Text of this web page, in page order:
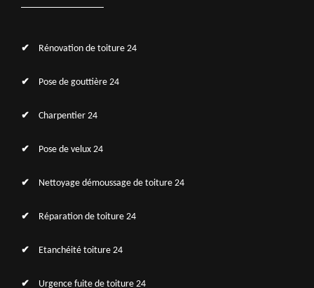
Rénovation de toiture 24
Pose de gouttière 24
Charpentier 24
Pose de velux 24
Nettoyage démoussage de toiture 24
Réparation de toiture 24
Etanchéité toiture 24
Urgence fuite de toiture 24